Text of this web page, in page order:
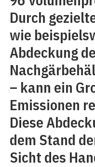
Durch
wie
Abdeckung
– kann ein
Emissionen
Diese
dem Stand
Sicht des